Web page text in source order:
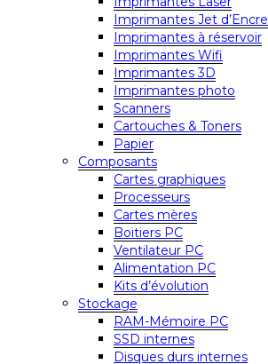
Imprimantes Jet d’Encre
Imprimantes à réservoir
Imprimantes Wifi
Imprimantes 3D
Imprimantes photo
Scanners
Cartouches & Toners
Papier
Composants
Cartes graphiques
Processeurs
Cartes mères
Boitiers PC
Ventilateur PC
Alimentation PC
Kits d’évolution
Stockage
RAM-Mémoire PC
SSD internes
Disques durs internes